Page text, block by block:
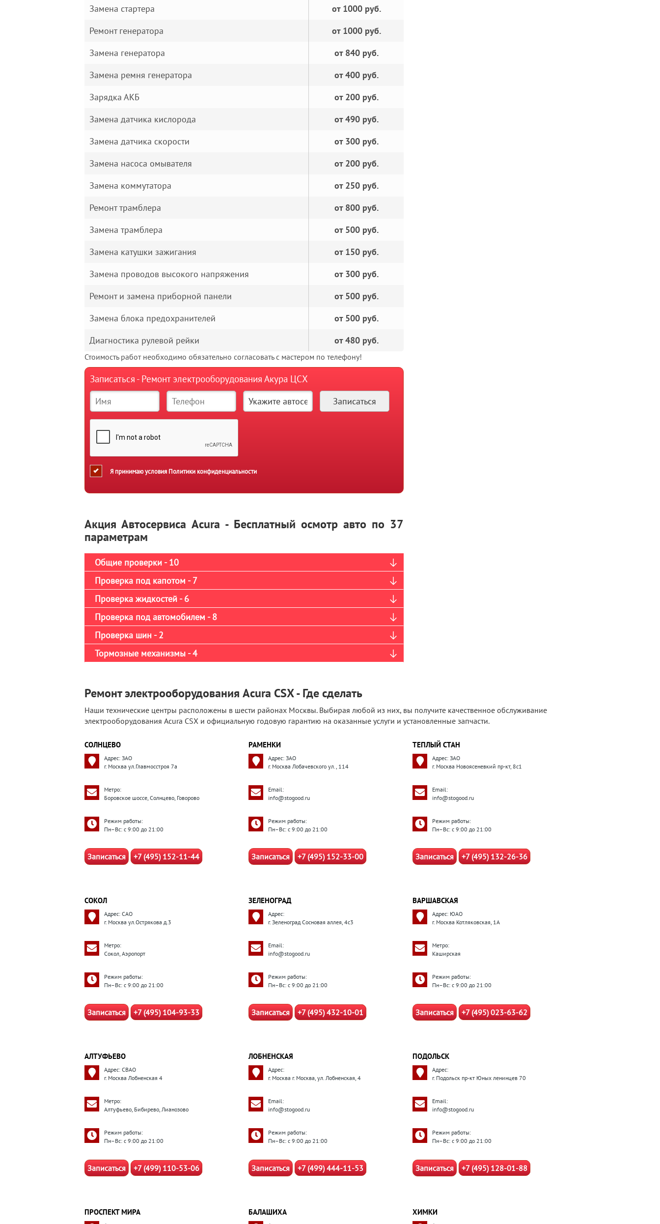
Замена стартера
от 1000 руб.
Ремонт генератора
от 1000 руб.
Замена генератора
от 840 руб.
Замена ремня генератора
от 400 руб.
Зарядка АКБ
от 200 руб.
Замена датчика кислорода
от 490 руб.
Замена датчика скорости
от 300 руб.
Замена насоса омывателя
от 200 руб.
Замена коммутатора
от 250 руб.
Ремонт трамблера
от 800 руб.
Замена трамблера
от 500 руб.
Замена катушки зажигания
от 150 руб.
Замена проводов высокого напряжения
от 300 руб.
Ремонт и замена приборной панели
от 500 руб.
Замена блока предохранителей
от 500 руб.
Диагностика рулевой рейки
от 480 руб.
Стоимость работ необходимо обязательно согласовать с мастером по телефону!
Записаться - Ремонт электрооборудования Акура ЦСХ
Я принимаю условия Политики конфиденциальности
Акция Автосервиса Acura - Бесплатный осмотр авто по 37
параметрам
Общие проверки - 10
Проверка под капотом - 7
Проверка жидкостей - 6
Проверка под автомобилем - 8
Проверка шин - 2
Тормозные механизмы - 4
Ремонт электрооборудования Acura CSX - Где сделать
Наши технические центры расположены в шести районах Москвы. Выбирая любой из них, вы получите качественное обслуживание
электрооборудования Acura CSX и официальную годовую гарантию на оказанные услуги и установленные запчасти.
СОЛНЦЕВО
Адрес: ЗАО
г. Москва ул.Главмосстроя 7а
Метро:
Боровское шоссе, Солнцево, Говорово
Режим работы:
Пн–Вс: с 9:00 до 21:00
Записаться +7 (495) 152-11-44
РАМЕНКИ
Адрес: ЗАО
г. Москва Лобачевского ул., 114
Email:
info@stogood.ru
Режим работы:
Пн–Вс: с 9:00 до 21:00
Записаться +7 (495) 152-33-00
ТЕПЛЫЙ СТАН
Адрес: ЗАО
г. Москва Новоясеневкий пр-кт, 8с1
Email:
info@stogood.ru
Режим работы:
Пн–Вс: с 9:00 до 21:00
Записаться +7 (495) 132-26-36
СОКОЛ
Адрес: САО
г. Москва ул.Острякова д.3
Метро:
Сокол, Аэропорт
Режим работы:
Пн–Вс: с 9:00 до 21:00
Записаться +7 (495) 104-93-33
ЗЕЛЕНОГРАД
Адрес:
г. Зеленоград Сосновая аллея, 4с3
Email:
info@stogood.ru
Режим работы:
Пн–Вс: с 9:00 до 21:00
Записаться +7 (495) 432-10-01
ВАРШАВСКАЯ
Адрес: ЮАО
г. Москва Котляковская, 1А
Метро:
Каширская
Режим работы:
Пн–Вс: с 9:00 до 21:00
Записаться +7 (495) 023-63-62
АЛТУФЬЕВО
Адрес: СВАО
г. Москва Лобненская 4
Метро:
Алтуфьево, Бибирево, Лианозово
Режим работы:
Пн–Вс: с 9:00 до 21:00
Записаться +7 (499) 110-53-06
ЛОБНЕНСКАЯ
Адрес:
г. Москва г. Москва, ул. Лобненская, 4
Email:
info@stogood.ru
Режим работы:
Пн–Вс: с 9:00 до 21:00
Записаться +7 (499) 444-11-53
ПОДОЛЬСК
Адрес:
г. Подольск пр-кт Юных ленинцев 70
Email:
info@stogood.ru
Режим работы:
Пн–Вс: с 9:00 до 21:00
Записаться +7 (495) 128-01-88
ПРОСПЕКТ МИРА БАЛАШИХА ХИМКИ